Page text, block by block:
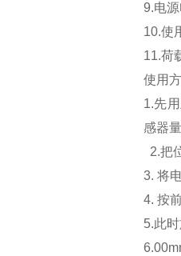
9.电
10.使
11.荷
使用
1.先
感器
2.把
3.将
4. 按
5.此